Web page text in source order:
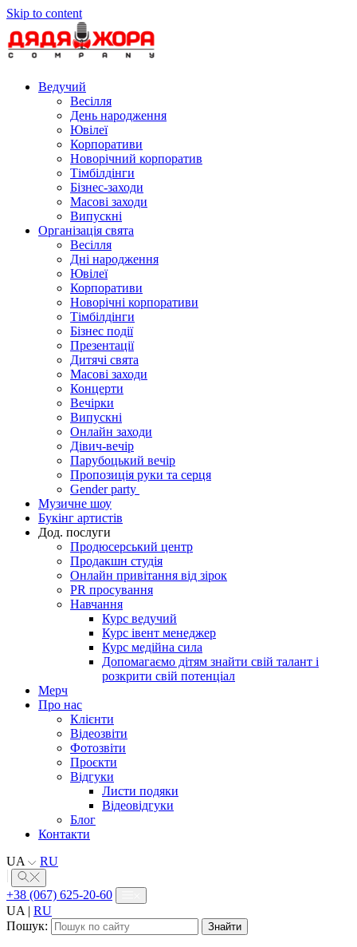
Skip to content
Ведучий
Весілля
День народження
Ювілеї
Корпоративи
Новорічний корпоратив
Тімбілдінги
Бізнес-заходи
Масові заходи
Випускні
Організація свята
Весілля
Дні народження
Ювілеї
Корпоративи
Новорічні корпоративи
Тімбілдінги
Бізнес події
Презентації
Дитячі свята
Масові заходи
Концерти
Вечірки
Випускні
Онлайн заходи
Дівич-вечір
Парубоцький вечір
Пропозиція руки та серця
Gender party
Музичне шоу
Букінг артистів
Дод. послуги
Продюсерський центр
Продакшн студія
Онлайн привітання від зірок
PR просування
Навчання
Курс ведучий
Курс івент менеджер
Курс медійна сила
Допомагаємо дітям знайти свій талант і
розкрити свій потенціал
Мерч
Про нас
Клієнти
Відеозвіти
Фотозвіти
Проєкти
Відгуки
Листи подяки
Відеовідгуки
Блог
Контакти
UA
RU
+38 (067) 625-20-60
UA | RU
Пошук: